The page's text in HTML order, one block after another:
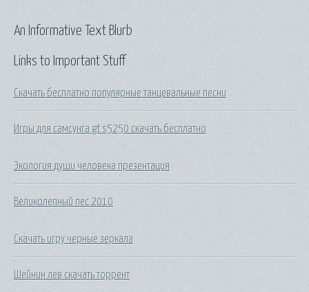
Links to Important Stuff
Скачать бесплатно популярные танцевальные песни
Игры для самсунга gt s5250 скачать бесплатно
Экология души человека презентация
Великолепный пес 2010
Скачать игру черные зеркала
Шейнин лев скачать торрент
An Informative Text Blurb